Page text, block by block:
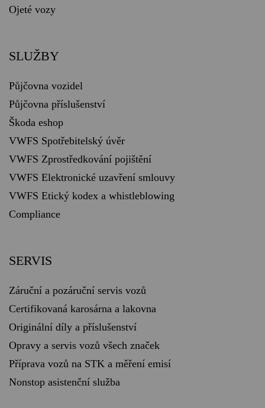
Ojeté vozy
SLUŽBY
Půjčovna vozidel
Půjčovna příslušenství
Škoda eshop
VWFS Spotřebitelský úvěr
VWFS Zprostředkování pojištění
VWFS Elektronické uzavření smlouvy
VWFS Etický kodex a whistleblowing
Compliance
SERVIS
Záruční a pozáruční servis vozů
Certifikovaná karosárna a lakovna
Originální díly a příslušenství
Opravy a servis vozů všech značek
Příprava vozů na STK a měření emisí
Nonstop asistenční služba